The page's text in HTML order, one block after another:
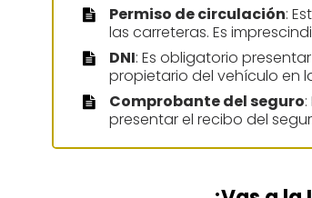
Permiso de circulación:
las carreteras. Es
DNI: Es obligatorio
propietario del vehículo en
Comprobante del seguro
presentar el recibo del